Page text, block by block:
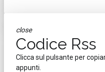
close
Codice Rss
Clicca sul pulsante per
appunti.